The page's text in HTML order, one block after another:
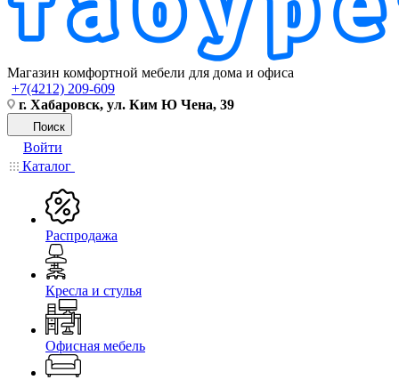
Магазин комфортной мебели для дома и офиса
+7(4212) 209-609
г. Хабаровск, ул. Ким Ю Чена, 39
Поиск
Войти
Каталог
Распродажа
Кресла и стулья
Офисная мебель